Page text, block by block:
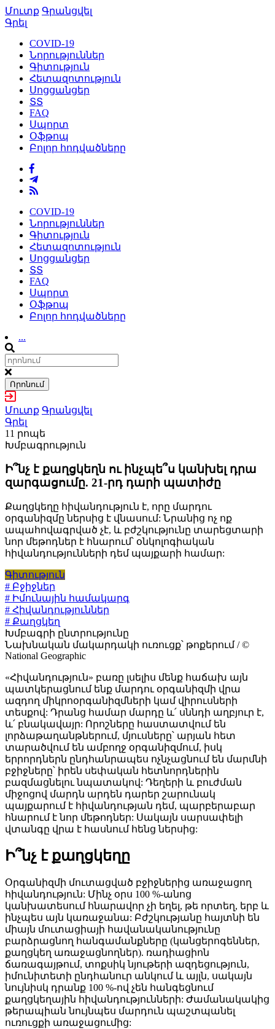
Մուտք Գրանցվել
Գրել
COVID-19
Նորություններ
Գիտություն
Հետազոտություն
Սոցցանցեր
ՏՏ
FAQ
Սպորտ
Օֆթոպ
Բոլոր հոդվածները
COVID-19
Նորություններ
Գիտություն
Հետազոտություն
Սոցցանցեր
ՏՏ
FAQ
Սպորտ
Օֆթոպ
Բոլոր հոդվածները
...
Որոնում
Մուտք Գրանցվել
Գրել
11 րոպե
Խմբագրություն
Ի՞նչ է քաղցկեղն ու ինչպե՞ս կանխել դրա
զարգացումը. 21-րդ դարի պատիժը
Քաղցկեղը հիվանդություն է, որը մարդու
օրգանիզմը ներսից է վնասում: Նրանից ոչ ոք
ապահովագրված չէ, և բժշկությունը տարեցտարի
նոր մեթոդներ է հնարում՝ օնկոլոգիական
հիվանդությունների դեմ պայքարի համար:
Գիտություն
# Բջիջներ
# Իմունային համակարգ
# Հիվանդություններ
# Քաղցկեղ
Խմբագրի ընտրությունը
Նախնական մակարդակի ուռուցք՝ թոքերում / ©
National Geographic
«Հիվանդություն» բառը լսելիս մենք հաճախ այն
պատկերացնում ենք մարդու օրգանիզմի վրա
ազդող միկրոօրգանիզմների կամ վիրուսների
տեսքով: Դրանց համար մարդը և՛ սննդի աղբյուր է,
և՛ բնակավայր: Որոշները հաստատվում են
լորձաթաղանթներում, մյուսները՝ արյան հետ
տարածվում են ամբողջ օրգանիզմում, իսկ
երրորդներն ընդհանրապես ոչնչացնում են մարմնի
բջիջները՝ իրեն սեփական հետնորդներին
բազմացնելու նպատակով: Դեղերի և բուժման
միջոցով մարդն արդեն դարեր շարունակ
պայքարում է հիվանդության դեմ, պարբերաբար
հնարում է նոր մեթոդներ: Սակայն սարսափելի
վտանգը վրա է հասնում հենց ներսից:
Ի՞նչ է քաղցկեղը
Օրգանիզմի մուտացված բջիջներից առաջացող
հիվանդություն: Մինչ օրս 100 %-անոց
կանխատեսում հնարավոր չի եղել, թե որտեղ, երբ և
ինչպես այն կառաջանա: Բժշկությանը հայտնի են
միայն մուտացիայի հավանականությունը
բարձրացնող հանգամանքները (կանցերոգեններ,
քաղցկեղ առաջացնողներ). ռադիացիոն
ճառագայթում, տոքսիկ նյութերի ազդեցություն,
իմունիտետի ընդհանուր անկում և այլն, սակայն
նույնիսկ դրանք 100 %-ով չեն հանգեցնում
քաղցկեղային հիվանդությունների: Ժամանակակից
թերապիան նույնպես մարդուն պաշտպանել
ուռուցքի առաջացումից: